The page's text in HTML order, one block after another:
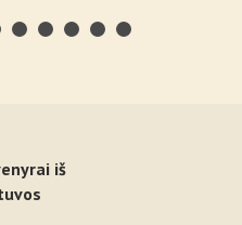
iš